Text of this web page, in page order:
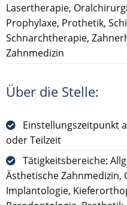
Lasertherapie,
Prophylaxe, Prothetik,
Schnarchtherapie,
Zahnmedizin
Über die Stelle:
Einstellungszeitpunkt
oder Teilzeit
Tätigkeitsbereiche:
Ästhetische Zahnmedizin,
Implantologie,